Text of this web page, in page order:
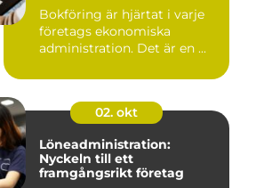
Bokföring är hjärtat i varje
företags ekonomiska
administration. Det är en ...
02. okt
Löneadministration:
Nyckeln till ett
framgångsrikt företag